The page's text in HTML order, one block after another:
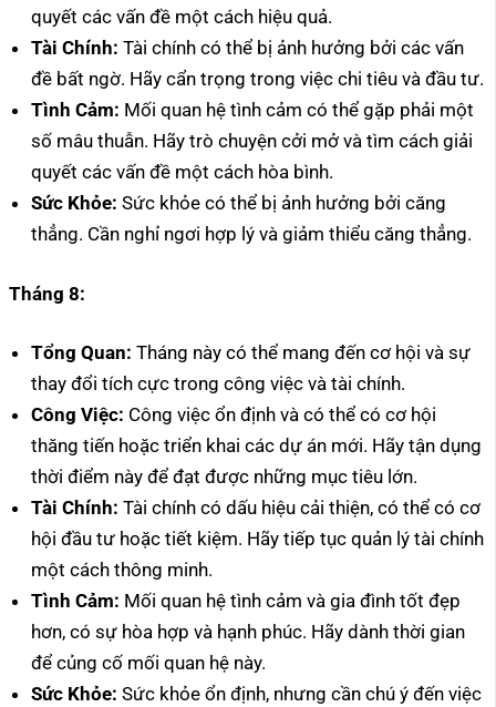
quyết các vấn đề một cách hiệu quả.
Tài Chính: Tài chính có thể bị ảnh hưởng bởi các vấn
đề bất ngờ. Hãy cẩn trọng trong việc chi tiêu và đầu tư.
Tình Cảm: Mối quan hệ tình cảm có thể gặp phải một
số mâu thuẫn. Hãy trò chuyện cởi mở và tìm cách giải
quyết các vấn đề một cách hòa bình.
Sức Khỏe: Sức khỏe có thể bị ảnh hưởng bởi căng
thẳng. Cần nghỉ ngơi hợp lý và giảm thiểu căng thẳng.
Tháng 8:
Tổng Quan: Tháng này có thể mang đến cơ hội và sự
thay đổi tích cực trong công việc và tài chính.
Công Việc: Công việc ổn định và có thể có cơ hội
thăng tiến hoặc triển khai các dự án mới. Hãy tận dụng
thời điểm này để đạt được những mục tiêu lớn.
Tài Chính: Tài chính có dấu hiệu cải thiện, có thể có cơ
hội đầu tư hoặc tiết kiệm. Hãy tiếp tục quản lý tài chính
một cách thông minh.
Tình Cảm: Mối quan hệ tình cảm và gia đình tốt đẹp
hơn, có sự hòa hợp và hạnh phúc. Hãy dành thời gian
để củng cố mối quan hệ này.
Sức Khỏe: Sức khỏe ổn định, nhưng cần chú ý đến việc